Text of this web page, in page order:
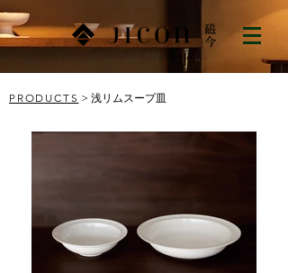
PRODUCTS > 浅リムスープ皿